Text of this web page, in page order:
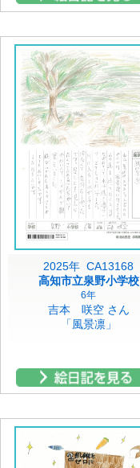
2025年 CA13168
高知市立泉野小学校
6年
吉本 咲空 さん
「風景凛」